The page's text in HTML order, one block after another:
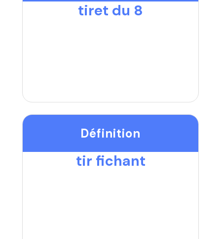
tiret du 8
Définition
tir fichant